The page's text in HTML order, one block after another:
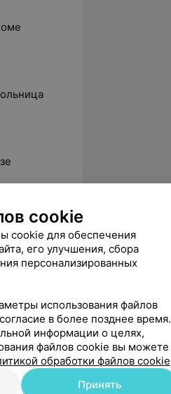
«Новамед»
cookie
cookie для обеспечения
его улучшения, сбора
персонализированных
использования файлов
в более позднее время.
информации о целях,
файлов cookie вы можете
обработки файлов cookie
Принять